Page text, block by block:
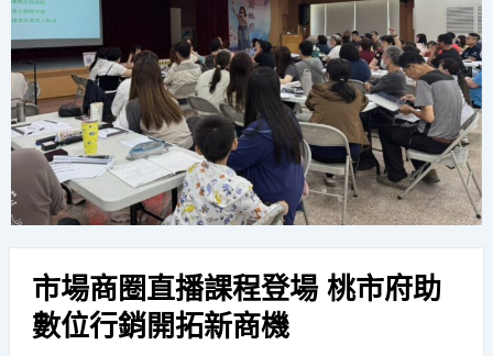
市場商圈直播課程登場 桃市府助
數位行銷開拓新商機